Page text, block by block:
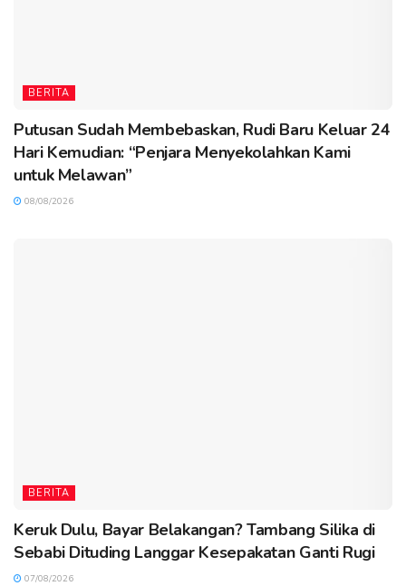
BERITA
Putusan Sudah Membebaskan, Rudi Baru Keluar 24
Hari Kemudian: “Penjara Menyekolahkan Kami
untuk Melawan”
08/08/2026
BERITA
Keruk Dulu, Bayar Belakangan? Tambang Silika di
Sebabi Dituding Langgar Kesepakatan Ganti Rugi
07/08/2026